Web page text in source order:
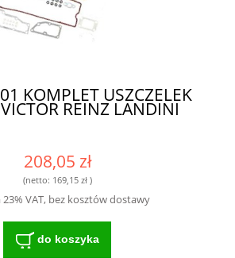
KOMPLET USZCZELEK
REINZ LANDINI
208,05 zł
(netto: 169,15 zł)
23% VAT, bez kosztów dostawy
do koszyka